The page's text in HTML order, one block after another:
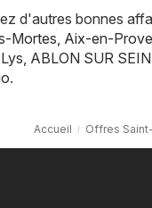
d'autres bonnes
Mortes Aix-en-
ABLON SUR
.
Accueil Offres